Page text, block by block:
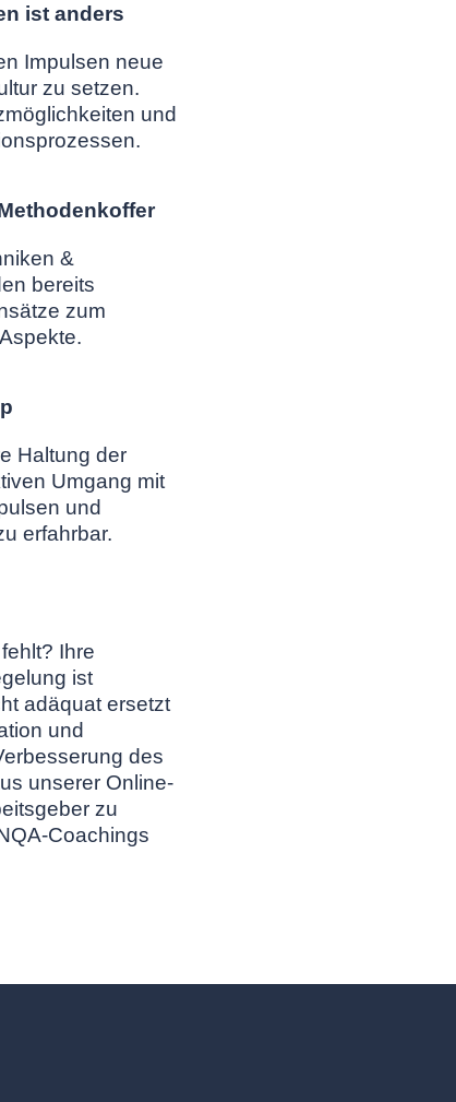
ist anders
Impulsen neue
zu setzen.
und
&
bereits
zum
Haltung der
Umgang mit
und
erfahrbar.
Ihre
ist
adäquat ersetzt
und
des
unserer Online-
zu
Coachings